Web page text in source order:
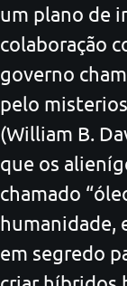
um plano de
colaboração
governo
pelo
(William B.
que os
chamado
humanidade,
em segredo